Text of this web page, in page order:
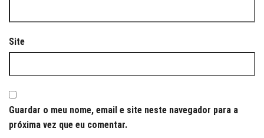
Site
Guardar o meu nome, email e site neste navegador para a
próxima vez que eu comentar.